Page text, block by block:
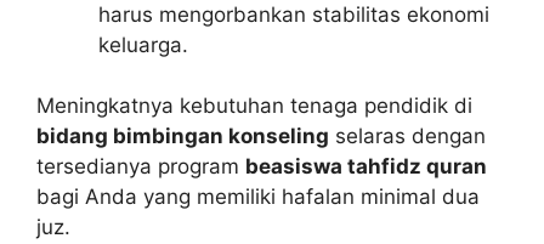
harus mengorbankan stabilitas ekonomi
keluarga.
Meningkatnya kebutuhan tenaga pendidik di
bidang bimbingan konseling selaras dengan
tersedianya program beasiswa tahfidz quran
bagi Anda yang memiliki hafalan minimal dua
juz.